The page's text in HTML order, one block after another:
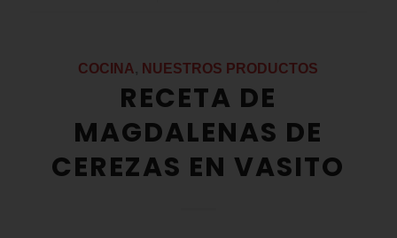
COCINA NUESTROS PRODUCTOS
RECETA DE
MAGDALENAS DE
CEREZAS EN VASITO